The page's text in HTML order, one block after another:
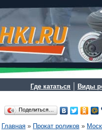
Где кататься | Виды
Поделиться…
Главная » Прокат роликов »